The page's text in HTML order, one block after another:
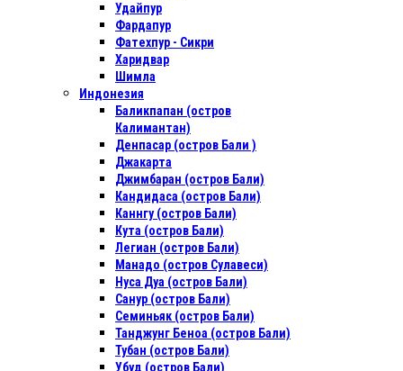
Удайпур
Фардапур
Фатехпур - Сикри
Харидвар
Шимла
Индонезия
Баликпапан (остров
Калимантан)
Денпасар (остров Бали )
Джакарта
Джимбаран (остров Бали)
Кандидаса (остров Бали)
Каннгу (остров Бали)
Кута (остров Бали)
Легиан (остров Бали)
Манадо (остров Сулавеси)
Нуса Дуа (остров Бали)
Санур (остров Бали)
Семиньяк (остров Бали)
Танджунг Беноа (остров Бали)
Тубан (остров Бали)
Убуд (остров Бали)